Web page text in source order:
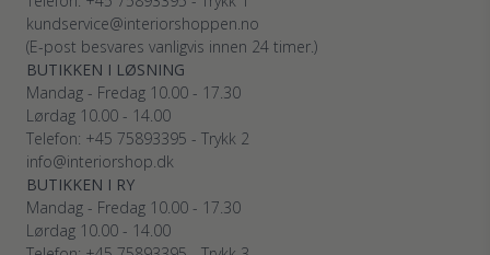
kundservice@interiorshoppen.no
(E-post besvares vanligvis innen 24 timer.)
BUTIKKEN I LØSNING
Mandag - Fredag 10.00 - 17.30
Lørdag 10.00 - 14.00
Telefon: +45 75893395 - Trykk 2
info@interiorshop.dk
BUTIKKEN I RY
Mandag - Fredag 10.00 - 17.30
Lørdag 10.00 - 14.00